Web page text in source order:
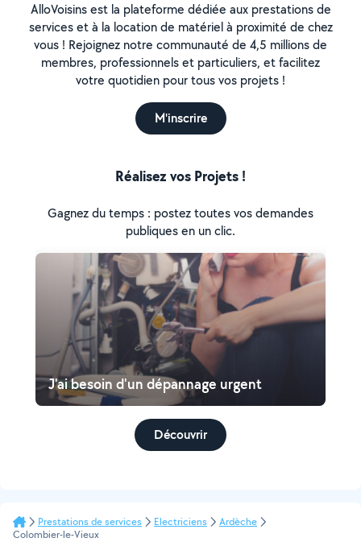
AlloVoisins est la plateforme dédiée aux prestations de
services et à la location de matériel à proximité de chez
vous ! Rejoignez notre communauté de 4,5 millions de
membres, professionnels et particuliers, et facilitez
votre quotidien pour tous vos projets !
M'inscrire
Réalisez vos Projets !
Gagnez du temps : postez toutes vos demandes
publiques en un clic.
J'ai besoin d'un dépannage urgent
Découvrir
Prestations de services Electriciens
Ardèche
Colombier-le-Vieux